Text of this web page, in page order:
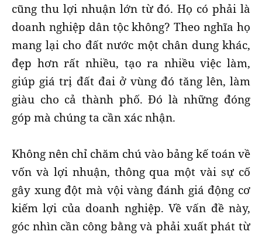
cũng thu lợi nhuận lớn từ đó. Họ có phải là
doanh nghiệp dân tộc không? Theo nghĩa họ
mang lại cho đất nước một chân dung khác,
đẹp hơn rất nhiều, tạo ra nhiều việc làm,
giúp giá trị đất đai ở vùng đó tăng lên, làm
giàu cho cả thành phố. Đó là những đóng
góp mà chúng ta cần xác nhận.
Không nên chỉ chăm chú vào bảng kế toán về
vốn và lợi nhuận, thông qua một vài sự cố
gây xung đột mà vội vàng đánh giá động cơ
kiếm lợi của doanh nghiệp. Về vấn đề này,
góc nhìn cần công bằng và phải xuất phát từ